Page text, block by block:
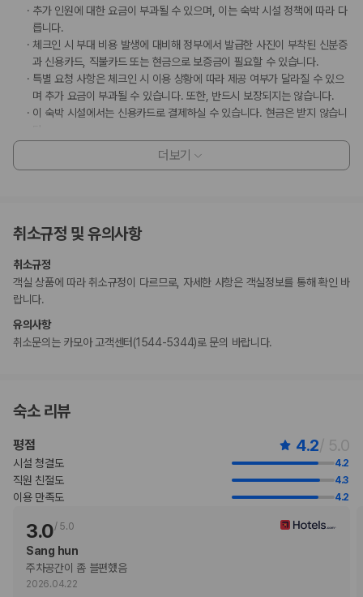
추가 인원에 대한 요금이 부과될 수 있으며, 이는 숙박 시설 정책에 따라 다
릅니다.
체크인 시 부대 비용 발생에 대비해 정부에서 발급한 사진이 부착된 신분증
과 신용카드, 직불카드 또는 현금으로 보증금이 필요할 수 있습니다.
특별 요청 사항은 체크인 시 이용 상황에 따라 제공 여부가 달라질 수 있으
며 추가 요금이 부과될 수 있습니다. 또한, 반드시 보장되지는 않습니다.
이 숙박 시설에서는 신용카드로 결제하실 수 있습니다. 현금은 받지 않습니
현금 없이 결제 옵션을 이용하실 수 있습니다.
이 숙박 시설은 안전을 위해 일산화탄소 감지기, 소화기, 연기 감지기, 보안
이 숙박 시설까지 오고 가실 때 교통편으로 자동차를 권장합니다.
입니다.
부가 정보
추가 안내사항
간이/추가 침대 이용 불가
직불카드 결제 불가
American Express
Mastercard
반려동물
반려동물 동반 불가
더보기
취소규정 및 유의사항
취소규정
객실 상품에 따라 취소규정이 다르므로, 자세한 사항은 객실정보를 통해 확인 바
랍니다.
유의사항
취소문의는 카모아 고객센터(1544-5344)로 문의 바랍니다.
숙소 리뷰
평점 4.2/ 5.0
시설 청결도 4.2
직원 친절도 4.3
이용 만족도 4.2
3.0/ 5.0
Sang hun
주차공간이 좀 블편했음
2026.04.22